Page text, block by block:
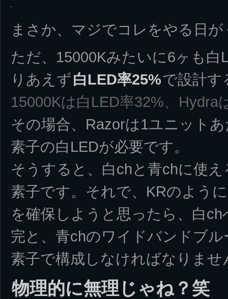
まさか、マジでコレをやる日
ただ、15000Kみたいに6ヶも
りあえず白LED率25%で設計す
15000Kは白LED率32%、Hydra
その場合、Razorは1ユニット
素子の白LEDが必要です。
そうすると、白chと青chに使
素子です。それで、KRのよう
を確保しようと思ったら、白
完と、青chのワイドバンドブ
素子で構成しなければなりませ
物理的に無理じゃね？笑